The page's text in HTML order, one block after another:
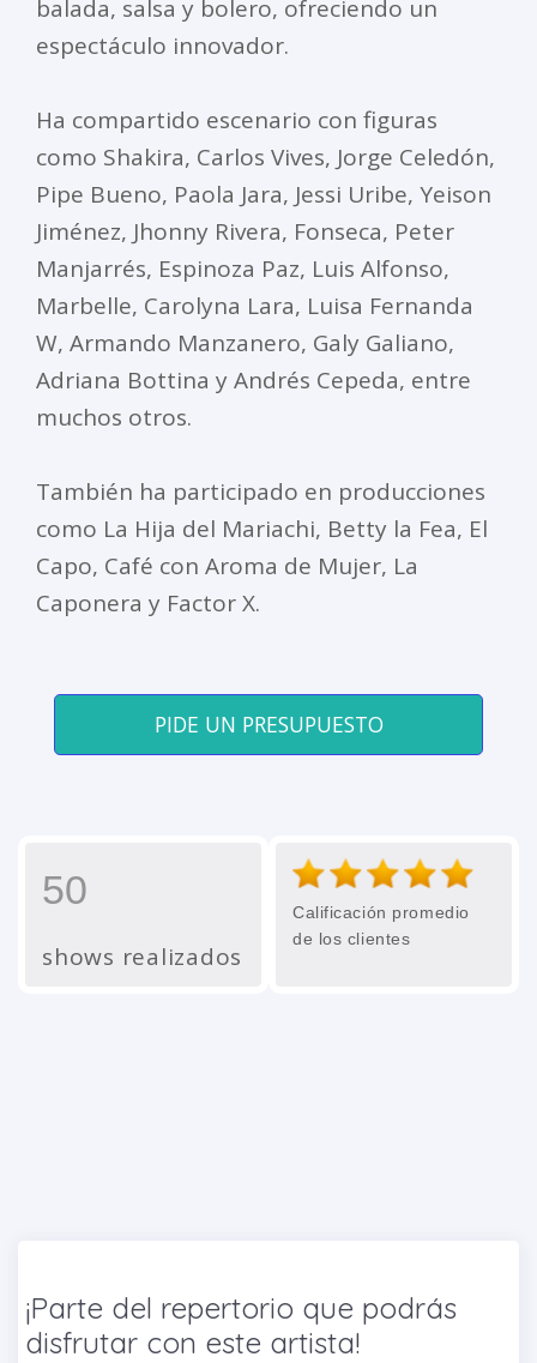
balada, salsa y bolero, ofreciendo un
espectáculo innovador.
Ha compartido escenario con figuras
como Shakira, Carlos Vives, Jorge Celedón,
Pipe Bueno, Paola Jara, Jessi Uribe, Yeison
Jiménez, Jhonny Rivera, Fonseca, Peter
Manjarrés, Espinoza Paz, Luis Alfonso,
Marbelle, Carolyna Lara, Luisa Fernanda
W, Armando Manzanero, Galy Galiano,
Adriana Bottina y Andrés Cepeda, entre
muchos otros.
También ha participado en producciones
como La Hija del Mariachi, Betty la Fea, El
Capo, Café con Aroma de Mujer, La
Caponera y Factor X.
PIDE UN PRESUPUESTO
50
shows realizados
Calificación promedio
de los clientes
¡Parte del repertorio que podrás
disfrutar con este artista!